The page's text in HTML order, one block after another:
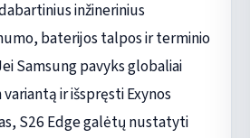
inžinerinius
baterijos talpos ir terminio
Samsung pavyks globaliai
ir išspręsti Exynos
S26 Edge galėtų nustatyti